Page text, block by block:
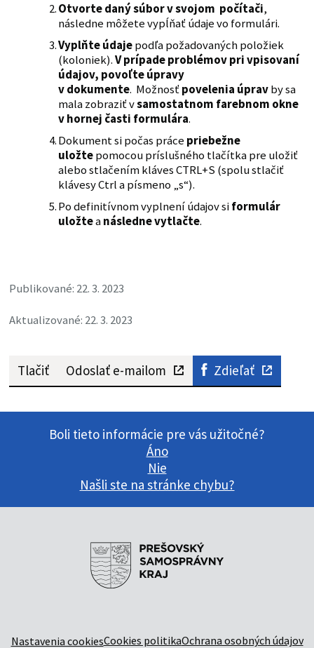
Otvorte daný súbor v svojom počítači,
následne môžete vypĺňať údaje vo formulári.
Vyplňte údajepodľa požadovaných položiek
(koloniek).V prípade problémov pri vpisovaní
údajov, povoľte úpravy
v dokumente. Možnosťpovelenia úpravby sa
mala zobraziť vsamostatnom farebnom okne
v hornej časti formulára.
Dokument si počas práce priebežne
uložtepomocou príslušného tlačítka pre uložiť
alebo stlačením kláves CTRL+S (spolu stlačiť
klávesy Ctrl a písmeno „s“).
Po definitívnom vyplnení údajov siformulár
uložteanásledne vytlačte.
Publikované: 22. 3. 2023
Aktualizované: 22. 3. 2023
Tlačiť Odoslať e-mailom Zdieľať
Boli tieto informácie pre vás užitočné?
Áno
Nie
Našli ste na stránke chybu?
Nastavenia cookiesCookies politikaOchrana osobných údajov